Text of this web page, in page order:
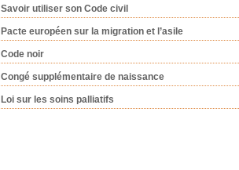
Savoir utiliser son Code civil
Pacte européen sur la migration et l’asile
Code noir
Congé supplémentaire de naissance
Loi sur les soins palliatifs